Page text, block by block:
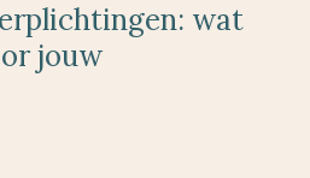
wat
jouw